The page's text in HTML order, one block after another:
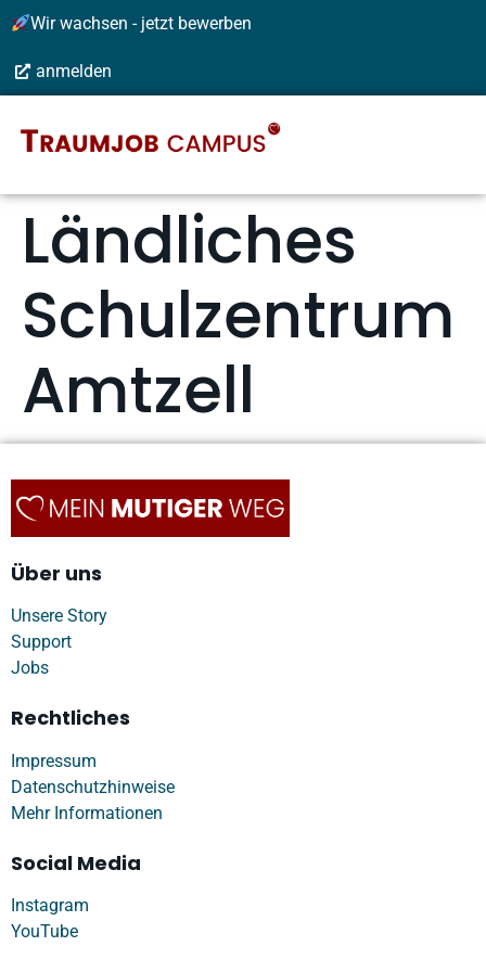
Wir wachsen - jetzt bewerben
anmelden
Ländliches
Schulzentrum
Amtzell
Über uns
Unsere Story
Support
Jobs
Rechtliches
Impressum
Datenschutzhinweise
Mehr Informationen
Social Media
Instagram
YouTube